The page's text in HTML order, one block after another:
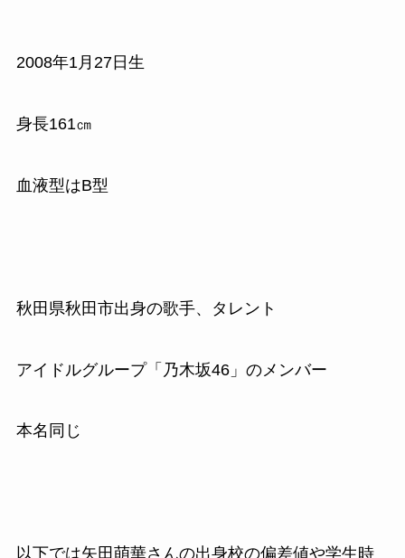
2008年1月27日生
身長161㎝
血液型はB型
秋田県秋田市出身の歌手、タレント
アイドルグループ「乃木坂46」のメンバー
本名同じ
以下では矢田萌華さんの出身校の偏差値や学生時